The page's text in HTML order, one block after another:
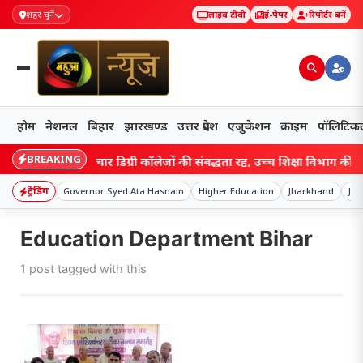
शहर चुनें लाइव टीवी ई-पेपर रिपोर्टर बनें
होम नेशनल बिहार झारखण्ड उत्तर प्रदेश एजुकेशन क्राइम
BREAKING
बिहार के चार डिग्री कॉलेजों की संबद्धता रद्द, उच्च शिक्षा विभाग की
ट्रेंडिंग Governor Syed Ata Hasnain Higher Education Jharkhand
Education Department Bihar
1 post tagged with this